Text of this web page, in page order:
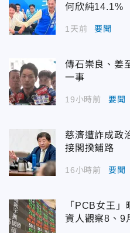
何欣純14.1%
1天前 要聞
傳石崇良、姜
一事
19小時前 要聞
慈濟遭詐成政
接閣揆鋪路
16小時前 要聞
「PCB女王
資人觀察8、9